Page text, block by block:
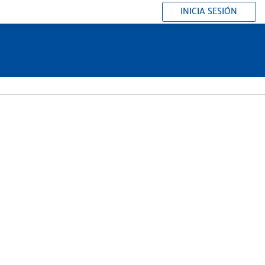
INICIA SESIÓN